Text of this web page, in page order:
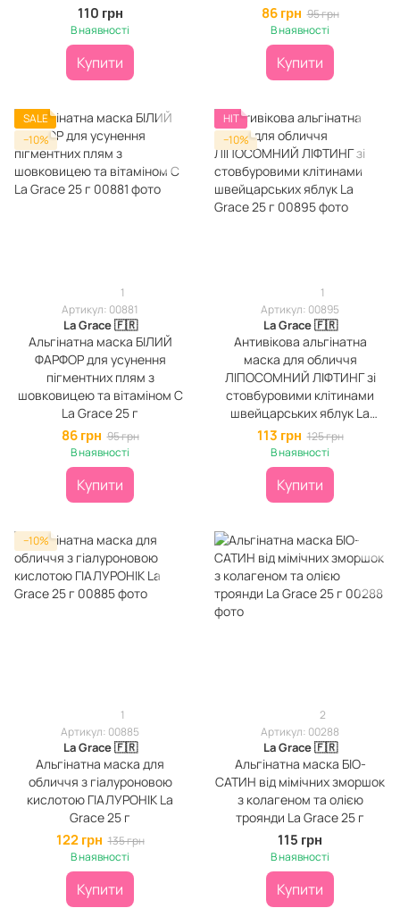
110 грн
В наявності
Купити
86 грн 95 грн
В наявності
Купити
SALE
−10%
1
Артикул: 00881
La Grace 🇫🇷
Альгінатна маска БІЛИЙ
ФАРФОР для усунення
пігментних плям з
шовковицею та вітаміном С
La Grace 25 г
86 грн 95 грн
В наявності
Купити
HIT
−10%
1
Артикул: 00895
La Grace 🇫🇷
Антивікова альгінатна
маска для обличчя
ЛІПОСОМНИЙ ЛІФТИНГ зі
стовбуровими клітинами
швейцарських яблук La
Grace 25 г
113 грн 125 грн
В наявності
Купити
−10%
1
Артикул: 00885
La Grace 🇫🇷
Альгінатна маска для
обличчя з гіалуроновою
кислотою ГІАЛУРОНІК La
Grace 25 г
122 грн 135 грн
В наявності
Купити
2
Артикул: 00288
La Grace 🇫🇷
Альгінатна маска БІО-
САТИН від мімічних зморшок
з колагеном та олією
троянди La Grace 25 г
115 грн
В наявності
Купити